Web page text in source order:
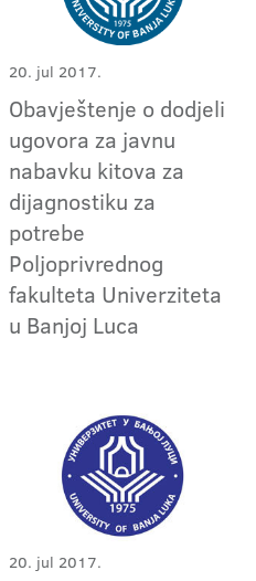
20. jul 2017.
Obavještenje o dodjeli
ugovora za javnu
nabavku kitova za
dijagnostiku za
potrebe
Poljoprivrednog
fakulteta Univerziteta
u Banjoj Luca
20. jul 2017.